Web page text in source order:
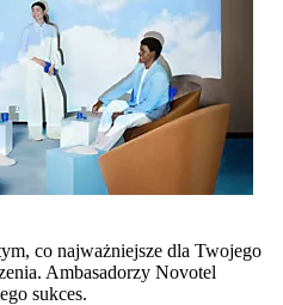
co najważniejsze dla Twojego
Ambasadorzy Novotel
sukces.